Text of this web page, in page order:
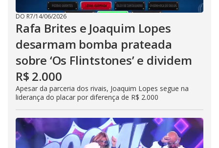
DO R7/14/06/2026
Rafa Brites e Joaquim Lopes
desarmam bomba prateada
sobre ‘Os Flintstones’ e dividem
R$ 2.000
Apesar da parceria dos rivais, Joaquim Lopes segue na
liderança do placar por diferença de R$ 2.000